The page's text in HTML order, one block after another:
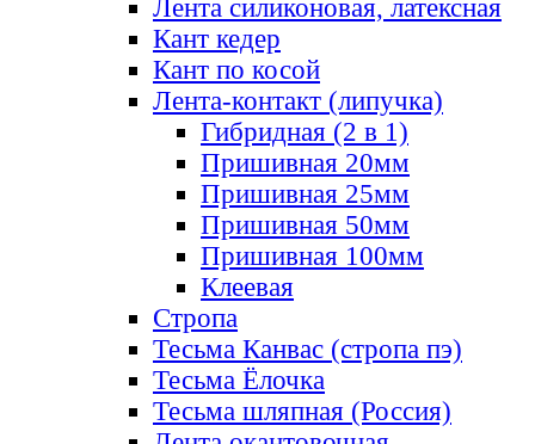
Лента силиконовая, латексная
Кант кедер
Кант по косой
Лента-контакт (липучка)
Гибридная (2 в 1)
Пришивная 20мм
Пришивная 25мм
Пришивная 50мм
Пришивная 100мм
Клеевая
Стропа
Тесьма Канвас (стропа пэ)
Тесьма Ёлочка
Тесьма шляпная (Россия)